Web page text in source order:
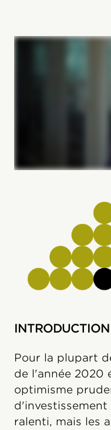
INTRODUCTION
Pour la plupart
de l'année 2020
optimisme
ralenti, mais les